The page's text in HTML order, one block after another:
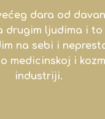
dara od
drugim ljudima i
na sebi i
medicinskoj i
industriji.